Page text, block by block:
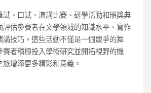
試、口試、演講比賽、研學活動和頒獎典
評估參賽者在文學領域的知識水平、寫作
講技巧。這些活動不僅是一個競爭的舞
賽者積極投入學術研究並開拓視野的機
增添更多精彩和意義。